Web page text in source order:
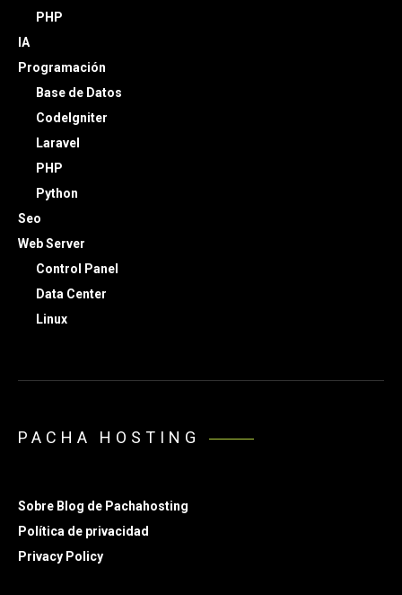
PHP
IA
Programación
Base de Datos
CodeIgniter
Laravel
PHP
Python
Seo
Web Server
Control Panel
Data Center
Linux
PACHA HOSTING
Sobre Blog de Pachahosting
Política de privacidad
Privacy Policy